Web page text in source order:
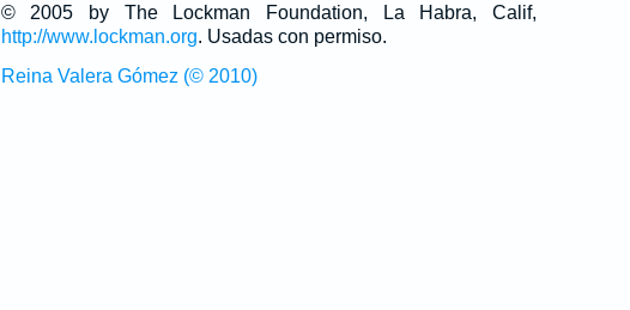
© 2005 by The Lockman Foundation, La Habra, Calif,
http://www.lockman.org. Usadas con permiso.
Reina Valera Gómez (© 2010)